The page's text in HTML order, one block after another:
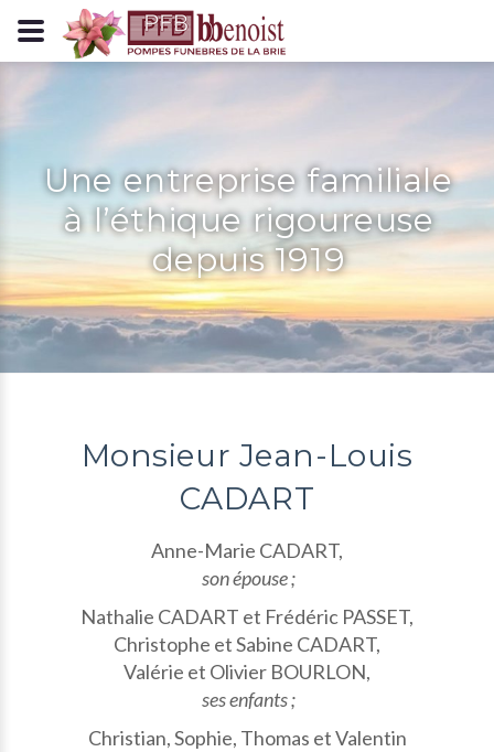
Panneau de gestion des cookies
Une entreprise familiale
à l’éthique rigoureuse
depuis 1919
Monsieur Jean-Louis
CADART
Anne-Marie CADART,
son épouse ;
Nathalie CADART et Frédéric PASSET,
Christophe et Sabine CADART,
Valérie et Olivier BOURLON,
ses enfants ;
Christian, Sophie, Thomas et Valentin